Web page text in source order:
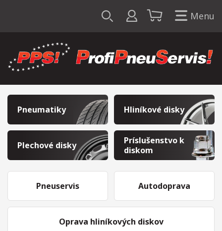
Menu
Pneumatiky Hliníkové disky
Plechové disky
Príslušenstvo k
diskom
Pneuservis
Oprava hliníkových diskov
Autodoprava